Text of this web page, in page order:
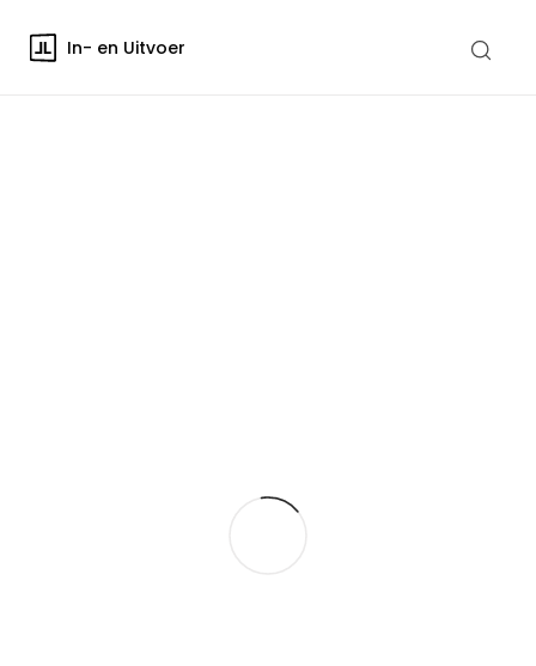
In- en Uitvoer